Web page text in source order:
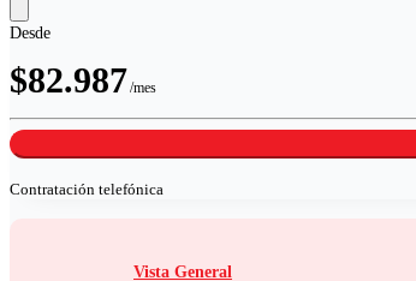
Desde
$82.987/mes
Contratación telefónica
Vista General